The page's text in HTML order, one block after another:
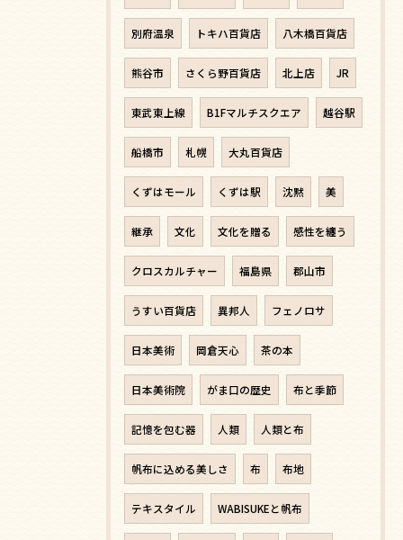
別府温泉 トキハ百貨店 八木橋百貨店
熊谷市 さくら野百貨店 北上店 JR
東武東上線 B1Fマルチスクエア 越谷駅
船橋市 札幌 大丸百貨店
くずはモール くずは駅 沈黙 美
継承 文化 文化を贈る 感性を纏う
クロスカルチャー 福島県 郡山市
うすい百貨店 異邦人 フェノロサ
日本美術 岡倉天心 茶の本
日本美術院 がま口の歴史 布と季節
記憶を包む器 人類 人類と布
帆布に込める美しさ 布 布地
テキスタイル WABISUKEと帆布